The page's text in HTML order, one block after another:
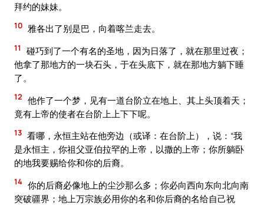
拜约的妹妹。
10 雅各出了别是巴，向着喀兰走去。
11
碰巧到了一个有名的圣地，因为日落了，就在那里过夜；
他拿了那地方的一块石头，于在头底下，就在那地方躺下睡
了。
12 他作了一个梦，见有一道台阶立在地上、其上头顶着天；
竟有上帝的使者在台阶上上下下呢。
13 看哪，永恒主站在他旁边（或译：在台阶上），说：“我
是永恒主，你祖父亚伯拉罕的上帝，以撒的上帝；你所躺卧
的地我要赐给你和你的后裔。
14 你的后裔必像地上的尘沙那么多；你必向西向东向北向南
突破疆界；地上万宗族必用你的名和你后裔的名给自己祝